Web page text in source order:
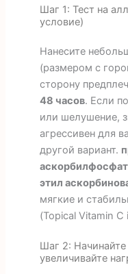
Шаг 1: Тест на
условие)
Нанесите
(размером с
сторону
48 часов. Если
или шелушение,
агрессивен для
другой вариант.
этил
мягкие и
(Topical Vitamin
Шаг 2:
увеличивайте